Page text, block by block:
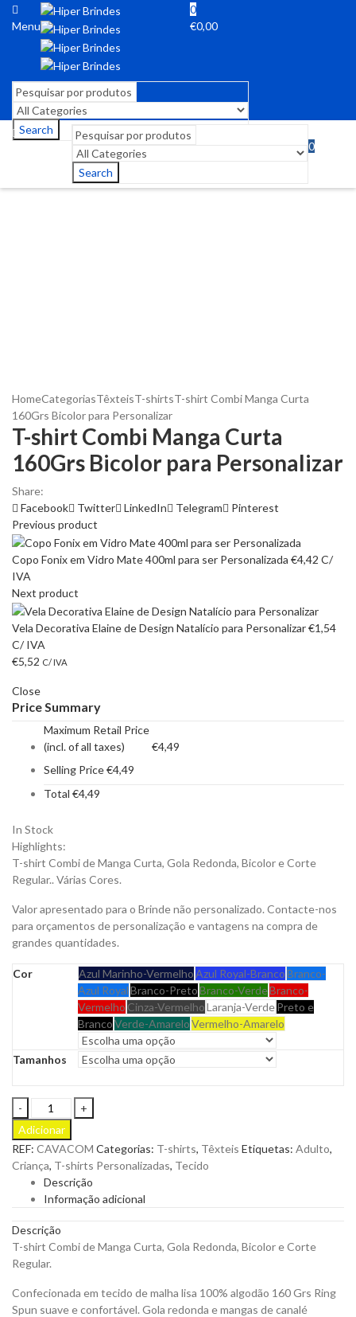
Menu
0
€0,00
Search
Search
0
HomeCategoriasTêxteisT-shirtsT-shirt Combi Manga Curta
160Grs Bicolor para Personalizar
T-shirt Combi Manga Curta
160Grs Bicolor para Personalizar
Share:
Facebook
Twitter LinkedIn Telegram
Pinterest
Previous product
Copo Fonix em Vidro Mate 400ml para ser Personalizada €4,42 C/
IVA
Next product
Vela Decorativa Elaine de Design Natalício para Personalizar€1,54
C/ IVA
€5,52 C/ IVA
Close
Price Summary
Maximum Retail Price
(incl. of all taxes)
€4,49
Selling Price€4,49
Total €4,49
In Stock
Highlights:
T-shirt Combi de Manga Curta, Gola Redonda, Bicolor e Corte
Regular.. Várias Cores.
Valor apresentado para o Brinde não personalizado. Contacte-nos
para orçamentos de personalização e vantagens na compra de
grandes quantidades.
Cor Azul Marinho-VermelhoAzul Royal-BrancoBranco-
Azul RoyalBranco-PretoBranco-VerdeBranco-
Vermelho Cinza-VermelhoLaranja-VerdePreto e
BrancoVerde-AmareloVermelho-Amarelo
Tamanhos
shirt
Combi
Manga
Curta
160Grs
Bicolor
Personalizar
quantity
Adicionar
REF: CAVACOM Categorias: T-shirts, Têxteis Etiquetas: Adulto,
Criança, T-shirts Personalizadas, Tecido
Descrição
Informação adicional
Descrição
T-shirt Combi de Manga Curta, Gola Redonda, Bicolor e Corte
Regular.
Confecionada em tecido de malha lisa 100% algodão 160 Grs Ring
Spun suave e confortável. Gola redonda e mangas de canalé